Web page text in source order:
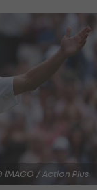
IMAGO / Action Plus